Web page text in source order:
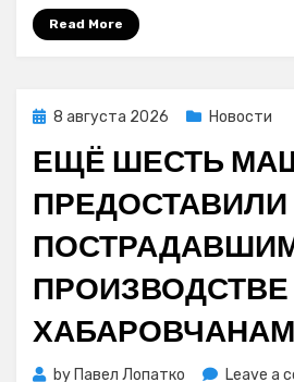
Read More
Posted
8 августа 2026 Новости
ЕЩЁ ШЕСТЬ
ПРЕДОСТАВИЛИ
ПРОИЗВОДСТВЕ
ХАБАРОВЧАНАМ
by Павел Лопатко Leave a